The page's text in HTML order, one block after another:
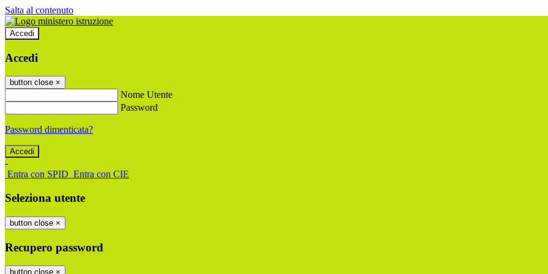
Salta al contenuto
Accedi
Accedi
button close ×
Nome Utente
Password
Password dimenticata?
-
Entra con SPID Entra con CIE
Seleziona utente
button close ×
Recupero password
button close ×